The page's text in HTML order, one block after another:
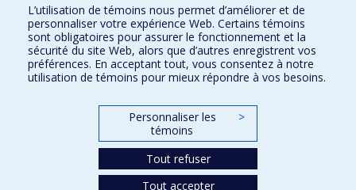
Nous trouver
Plan du site
Accessibilité
L’utilisation de témoins nous permet d’améliorer et de
personnaliser votre expérience Web. Certains témoins
sont obligatoires pour assurer le fonctionnement et la
sécurité du site Web, alors que d’autres enregistrent vos
préférences. En acceptant tout, vous consentez à notre
utilisation de témoins pour mieux répondre à vos besoins.
Personnaliser les
témoins
>
Tout refuser
Tout accepter